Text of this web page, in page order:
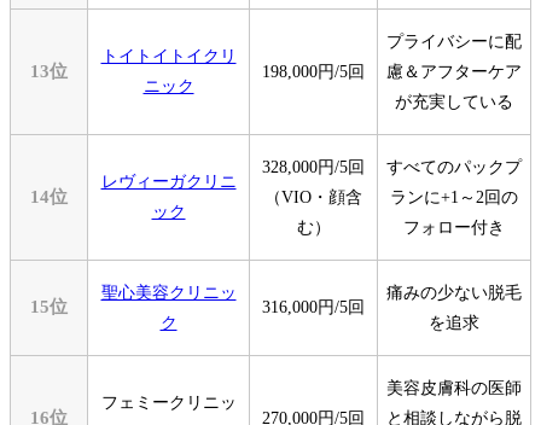
13位
トイトイトイクリ
ニック
198,000円/5回
プライバシーに配
慮＆アフターケア
が充実している
14位
レヴィーガクリニ
ック
328,000円/5回
（VIO・顔含
む）
すべてのパックプ
ランに+1～2回の
フォロー付き
15位
聖心美容クリニッ
ク
316,000円/5回
痛みの少ない脱毛
を追求
16位
フェミークリニッ
270,000円/5回
美容皮膚科の医師
と相談しながら脱